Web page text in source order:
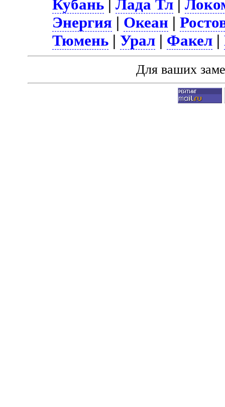
Кубань |Лада Тл |
Энергия | Океан |
Тюмень |Урал | Факел |
Для ваших